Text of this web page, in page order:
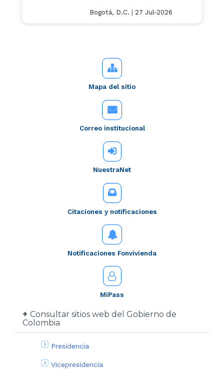
Bogotá, D.C. 27 Jul-2026
Mapa del sitio
Correo institucional
NuestraNet
Citaciones y notificaciones
Notificaciones Fonvivienda
MiPass
Consultar sitios web del Gobierno de
Colombia
Presidencia
Vicepresidencia